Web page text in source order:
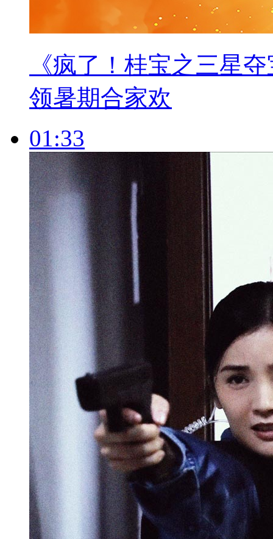
《疯了！桂宝之三星
领暑期合家欢
01:33